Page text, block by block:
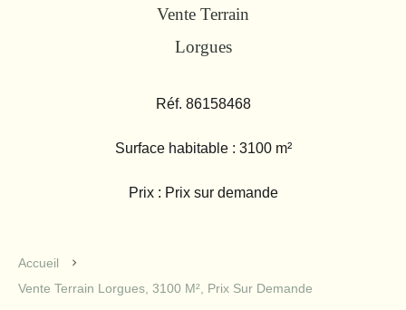
Vente Terrain
Lorgues
Réf. 86158468
Surface habitable : 3100 m²
Prix : Prix sur demande
Accueil
Vente Terrain Lorgues, 3100 M², Prix Sur Demande